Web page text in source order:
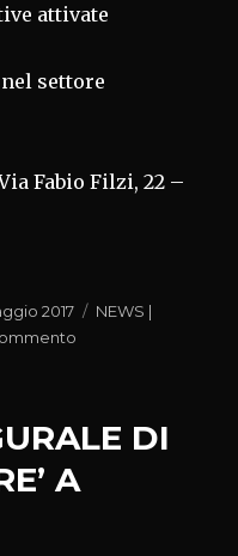
attivate
settore
Fabio Filzi, 22 –
2017 Categorie
NEWS |
CONVEGNO
DI
A